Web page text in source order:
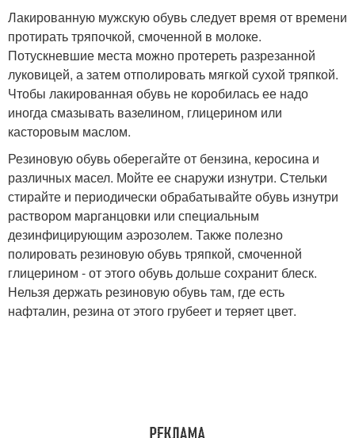
Лакированную мужскую обувь следует время от времени
протирать тряпочкой, смоченной в молоке.
Потускневшие места можно протереть разрезанной
луковицей, а затем отполировать мягкой сухой тряпкой.
Чтобы лакированная обувь не коробилась ее надо
иногда смазывать вазелином, глицерином или
касторовым маслом.
Резиновую обувь оберегайте от бензина, керосина и
различных масел. Мойте ее снаружи изнутри. Стельки
стирайте и периодически обрабатывайте обувь изнутри
раствором марганцовки или специальным
дезинфицирующим аэрозолем. Также полезно
полировать резиновую обувь тряпкой, смоченной
глицерином - от этого обувь дольше сохранит блеск.
Нельзя держать резиновую обувь там, где есть
нафталин, резина от этого грубеет и теряет цвет.